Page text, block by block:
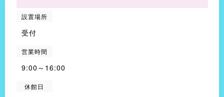
設置場所
受付
営業時間
9:00～16:00
休館日